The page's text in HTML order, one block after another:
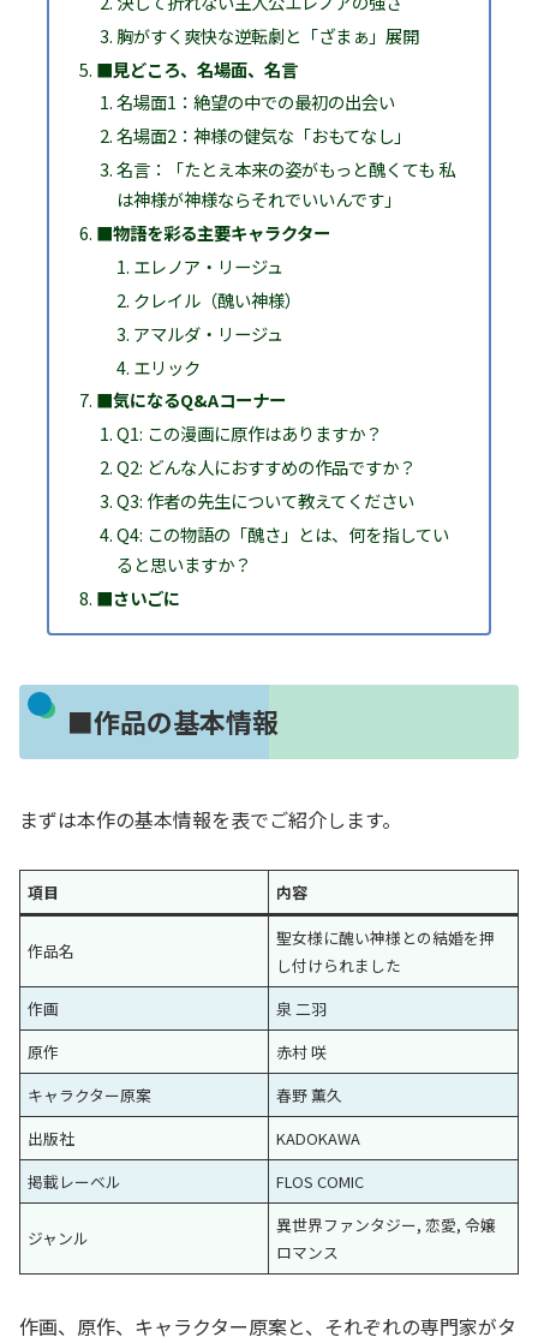
胸がすく爽快な逆転劇と「ざまぁ」展開
■見どころ、名場面、名言
名場面1：絶望の中での最初の出会い
名場面2：神様の健気な「おもてなし」
名言：「たとえ本来の姿がもっと醜くても 私
は神様が神様ならそれでいいんです」
■物語を彩る主要キャラクター
エレノア・リージュ
クレイル（醜い神様）
アマルダ・リージュ
エリック
■気になるQ&Aコーナー
Q1: この漫画に原作はありますか？
Q2: どんな人におすすめの作品ですか？
Q3: 作者の先生について教えてください
Q4: この物語の「醜さ」とは、何を指してい
ると思いますか？
■さいごに
■作品の基本情報
まずは本作の基本情報を表でご紹介します。
項目 内容
作品名
聖女様に醜い神様との結婚を押
し付けられました
作画
泉 二羽
原作
赤村 咲
キャラクター原案
春野 薫久
出版社
KADOKAWA
掲載レーベル
FLOS COMIC
ジャンル
異世界ファンタジー, 恋愛, 令嬢
ロマンス
作画、原作、キャラクター原案と、それぞれの専門家がタ